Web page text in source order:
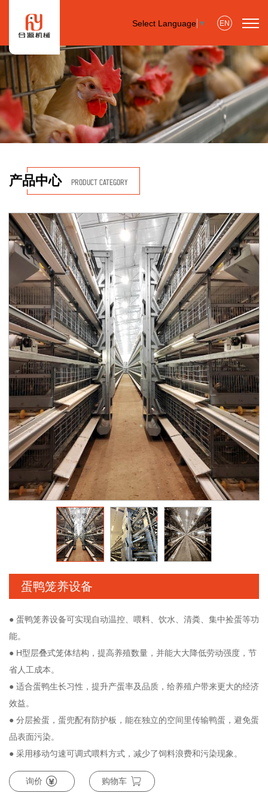
Select Language ▼ EN
产品中心 PRODUCT CATEGORY
蛋鸭笼养设备
● 蛋鸭笼养设备可实现自动温控、喂料、饮水、清粪、集中捡蛋等功
能。
● H型层叠式笼体结构，提高养殖数量，并能大大降低劳动强度，节
省人工成本。
● 适合蛋鸭生长习性，提升产蛋率及品质，给养殖户带来更大的经济
效益。
● 分层捡蛋，蛋兜配有防护板，能在独立的空间里传输鸭蛋，避免蛋
品表面污染。
● 采用移动匀速可调式喂料方式，减少了饲料浪费和污染现象。
询价 购物车